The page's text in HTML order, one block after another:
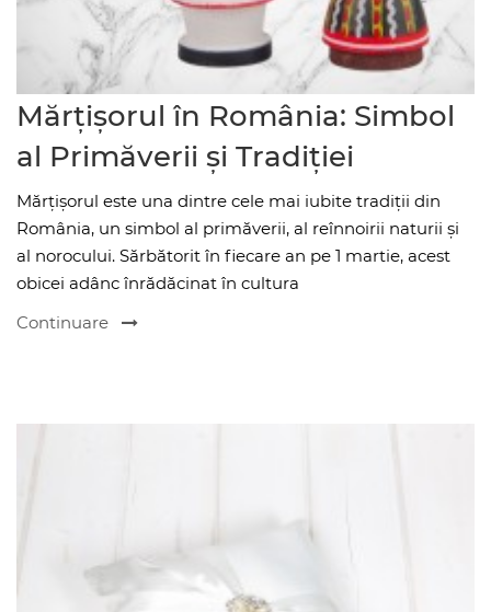
Mărțișorul în România: Simbol
al Primăverii și Tradiției
Mărțișorul este una dintre cele mai iubite tradiții din
România, un simbol al primăverii, al reînnoirii naturii și
al norocului. Sărbătorit în fiecare an pe 1 martie, acest
obicei adânc înrădăcinat în cultura
Continuare